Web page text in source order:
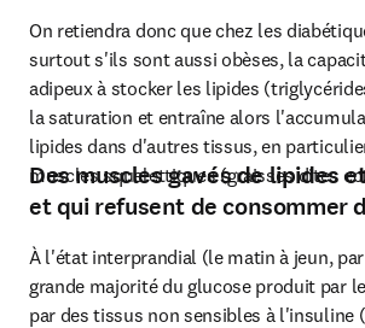
On retiendra donc que chez les
surtout s'ils sont aussi obèses, la
adipeux à stocker les lipides
la saturation et entraîne alors
lipides dans d'autres tissus, en
muscles squelettiques (graisses dites
Des muscles gavés de lipides
et qui refusent de consommer
À l'état interprandial (le matin à jeun,
grande majorité du glucose produit par
par des tissus non sensibles à l'insuline